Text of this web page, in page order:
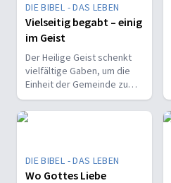
DIE BIBEL - DAS LEBEN
Vielseitig begabt – einig
im Geist
Der Heilige Geist schenkt
vielfältige Gaben, um die
Einheit der Gemeinde zu
stärken und sie zu
befähigen, Christus vor den
Menschen zu bekennen.
DIE BIBEL - DAS LEBEN
Wo Gottes Liebe